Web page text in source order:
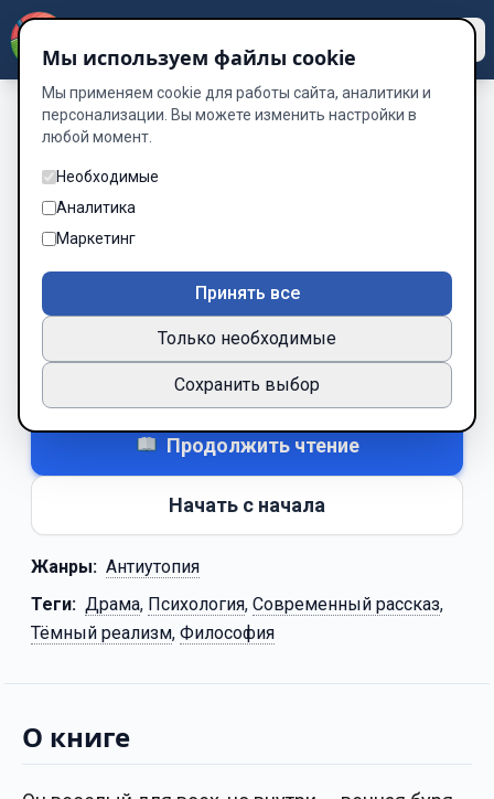
Эхо забвений
Автор: Сапаев
С указанием автора
Продолжить чтение
Начать с начала
Жанры: Антиутопия
Теги: Драма, Психология, Современный рассказ,
Тёмный реализм, Философия
О книге
Мы используем файлы cookie
Мы применяем cookie для работы сайта, аналитики и
персонализации. Вы можете изменить настройки в
любой момент.
Необходимые
Аналитика
Маркетинг
Принять все
Только необходимые
Сохранить выбор